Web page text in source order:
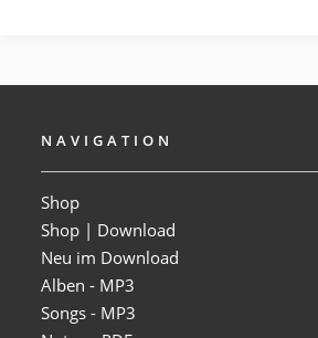
NAVIGATION
Shop
Shop | Download
Neu im Download
Alben - MP3
Songs - MP3